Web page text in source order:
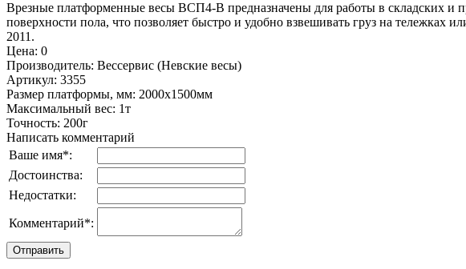
Врезные платформенные весы ВСП4-В предназначены для работы в складских и
поверхности пола, что позволяет быстро и удобно взвешивать груз на
2011.
Цена: 0
Производитель: Вессервис (Невские весы)
Артикул: 3355
Размер платформы, мм: 2000х1500мм
Максимальный вес: 1т
Точность: 200г
Написать комментарий
Ваше имя*:
Достоинства:
Недостатки:
Комментарий*: